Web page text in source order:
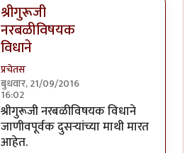
श्रीगुरूजी
नरबळीविषयक
विधाने
प्रचेतस
बुधवार, 21/09/2016
16:02
In reply toघाटपांड्यांनी नारळ फोडणे
श्रीगुरूजी नरबळीविषयक विधाने
जाणीवपूर्वक दुसऱ्यांच्या माथी मारत
आहेत.